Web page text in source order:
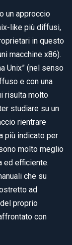
un approccio
like più diffusi,
in questo
macchine x86).
Unix” (nel senso
e con una
risulta molto
studiare su un
rientrare
più indicato per
molto meglio
ed efficiente.
che su
ad
proprio
con